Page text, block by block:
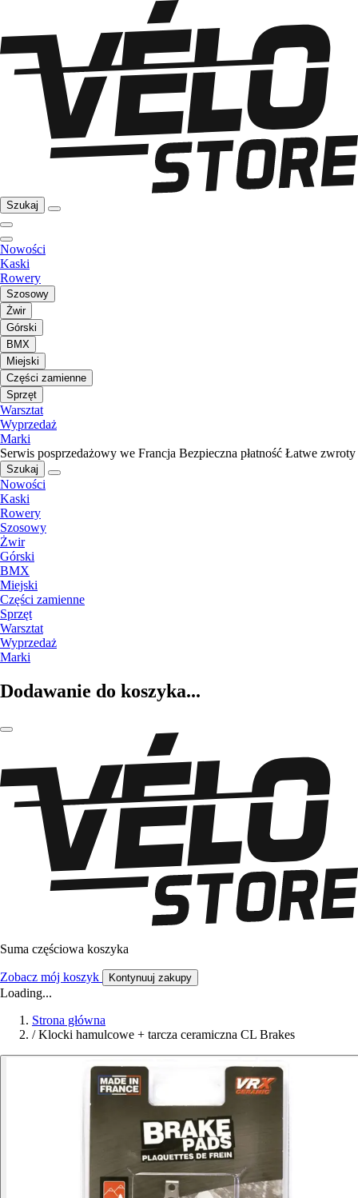
Szukaj
Nowości
Kaski
Rowery
Szosowy
Żwir
Górski
BMX
Miejski
Części zamienne
Sprzęt
Warsztat
Wyprzedaż
Marki
Serwis posprzedażowy we Francja Bezpieczna płatność Łatwe zwroty
Szukaj
Nowości
Kaski
Rowery
Szosowy
Żwir
Górski
BMX
Miejski
Części zamienne
Sprzęt
Warsztat
Wyprzedaż
Marki
Dodawanie do koszyka...
Suma częściowa koszyka
Zobacz mój koszyk Kontynuuj zakupy
Loading...
Strona główna
/ Klocki hamulcowe + tarcza ceramiczna CL Brakes